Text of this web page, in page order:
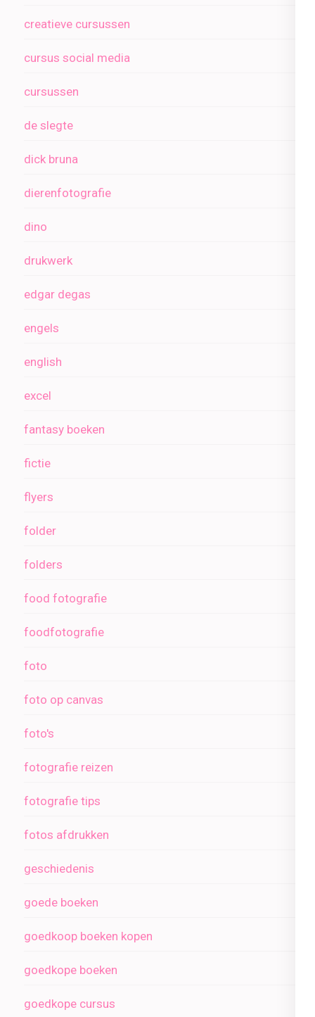
creatieve cursussen
cursus social media
cursussen
de slegte
dick bruna
dierenfotografie
dino
drukwerk
edgar degas
engels
english
excel
fantasy boeken
fictie
flyers
folder
folders
food fotografie
foodfotografie
foto
foto op canvas
foto's
fotografie reizen
fotografie tips
fotos afdrukken
geschiedenis
goede boeken
goedkoop boeken kopen
goedkope boeken
goedkope cursus